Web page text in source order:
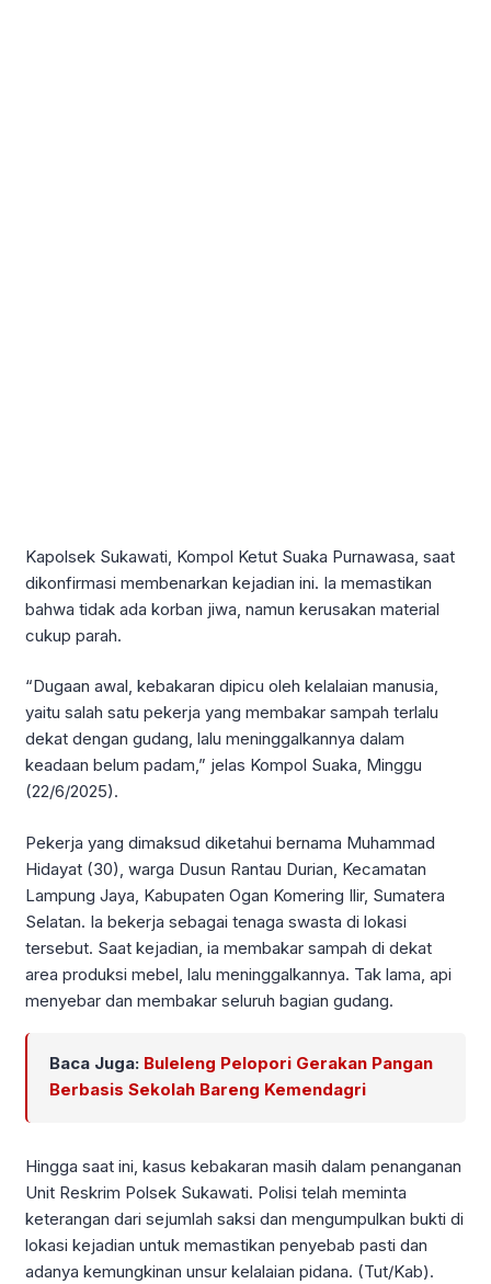
Kapolsek Sukawati, Kompol Ketut Suaka Purnawasa, saat
dikonfirmasi membenarkan kejadian ini. Ia memastikan
bahwa tidak ada korban jiwa, namun kerusakan material
cukup parah.
“Dugaan awal, kebakaran dipicu oleh kelalaian manusia,
yaitu salah satu pekerja yang membakar sampah terlalu
dekat dengan gudang, lalu meninggalkannya dalam
keadaan belum padam,” jelas Kompol Suaka, Minggu
(22/6/2025).
Pekerja yang dimaksud diketahui bernama Muhammad
Hidayat (30), warga Dusun Rantau Durian, Kecamatan
Lampung Jaya, Kabupaten Ogan Komering Ilir, Sumatera
Selatan. Ia bekerja sebagai tenaga swasta di lokasi
tersebut. Saat kejadian, ia membakar sampah di dekat
area produksi mebel, lalu meninggalkannya. Tak lama, api
menyebar dan membakar seluruh bagian gudang.
Baca Juga: Buleleng Pelopori Gerakan Pangan
Berbasis Sekolah Bareng Kemendagri
Hingga saat ini, kasus kebakaran masih dalam penanganan
Unit Reskrim Polsek Sukawati. Polisi telah meminta
keterangan dari sejumlah saksi dan mengumpulkan bukti di
lokasi kejadian untuk memastikan penyebab pasti dan
adanya kemungkinan unsur kelalaian pidana. (Tut/Kab).